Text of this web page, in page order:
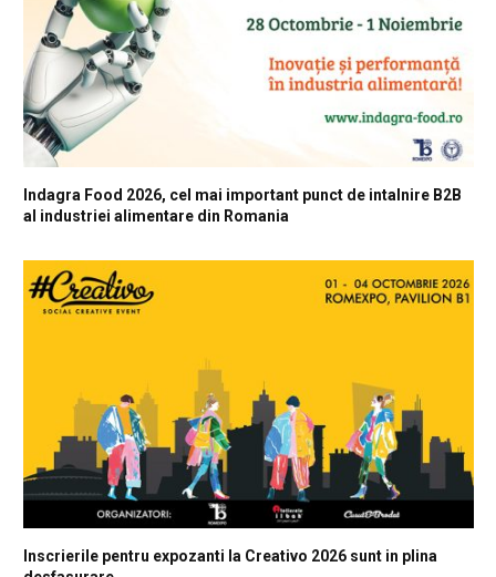
Indagra Food 2026, cel mai important punct de intalnire B2B
al industriei alimentare din Romania
Inscrierile pentru expozanti la Creativo 2026 sunt in plina